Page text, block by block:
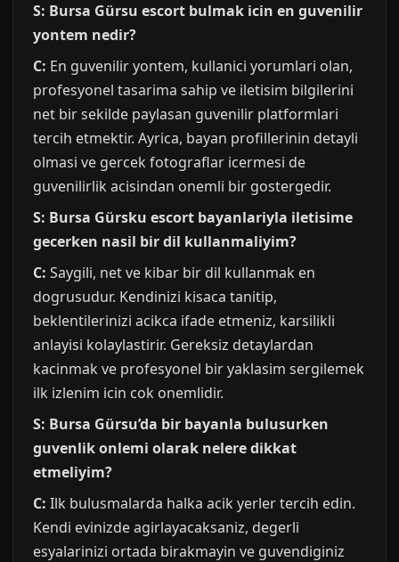
S: Bursa Gürsu escort bulmak icin en guvenilir
yontem nedir?
C: En guvenilir yontem, kullanici yorumlari olan,
profesyonel tasarima sahip ve iletisim bilgilerini
net bir sekilde paylasan guvenilir platformlari
tercih etmektir. Ayrica, bayan profillerinin detayli
olmasi ve gercek fotograflar icermesi de
guvenilirlik acisindan onemli bir gostergedir.
S: Bursa Gürsku escort bayanlariyla iletisime
gecerken nasil bir dil kullanmaliyim?
C: Saygili, net ve kibar bir dil kullanmak en
dogrusudur. Kendinizi kisaca tanitip,
beklentilerinizi acikca ifade etmeniz, karsilikli
anlayisi kolaylastirir. Gereksiz detaylardan
kacinmak ve profesyonel bir yaklasim sergilemek
ilk izlenim icin cok onemlidir.
S: Bursa Gürsu’da bir bayanla bulusurken
guvenlik onlemi olarak nelere dikkat
etmeliyim?
C: Ilk bulusmalarda halka acik yerler tercih edin.
Kendi evinizde agirlayacaksaniz, degerli
esyalarinizi ortada birakmayin ve guvendiginiz